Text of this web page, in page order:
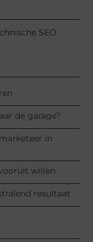
SEO
de garage?
in
willen
resultaat